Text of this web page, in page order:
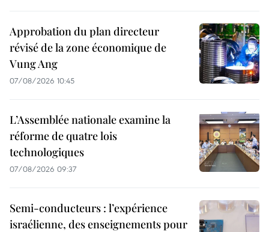
Approbation du plan directeur
révisé de la zone économique de
Vung Ang
07/08/2026 10:45
L’Assemblée nationale examine la
réforme de quatre lois
technologiques
07/08/2026 09:37
Semi-conducteurs : l’expérience
israélienne, des enseignements pour